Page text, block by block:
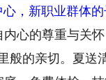
，新职业群体
的尊重与关怀
般的亲切。夏送